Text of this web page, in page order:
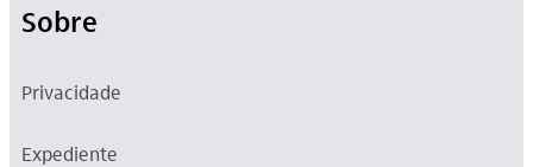
Sobre
Privacidade
Expediente